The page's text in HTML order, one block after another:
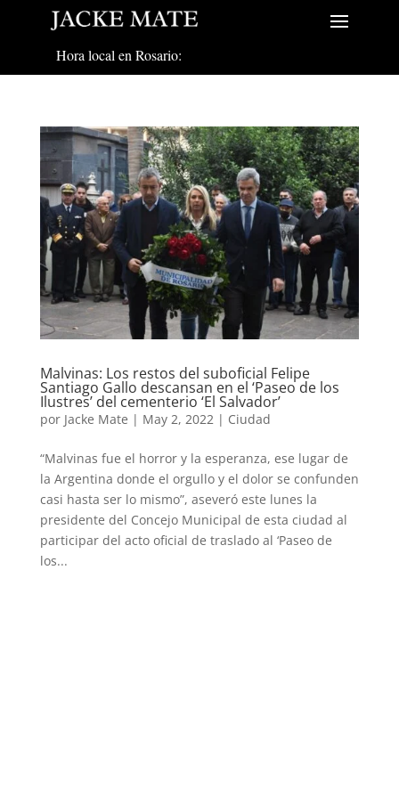
Hora local en Rosario:
Malvinas: Los restos del suboficial Felipe
Santiago Gallo descansan en el ‘Paseo de los
Ilustres’ del cementerio ‘El Salvador’
por Jacke Mate | May 2, 2022 | Ciudad
“Malvinas fue el horror y la esperanza, ese lugar de
la Argentina donde el orgullo y el dolor se confunden
casi hasta ser lo mismo”, aseveró este lunes la
presidente del Concejo Municipal de esta ciudad al
participar del acto oficial de traslado al ‘Paseo de
los...